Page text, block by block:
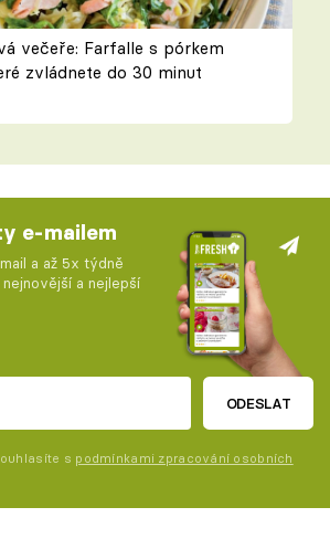
večeře: Farfalle s pórkem
zvládnete do 30 minut
e-mailem
a až 5x týdně
a nejlepší
ODESLAT
s podmínkami zpracování osobních